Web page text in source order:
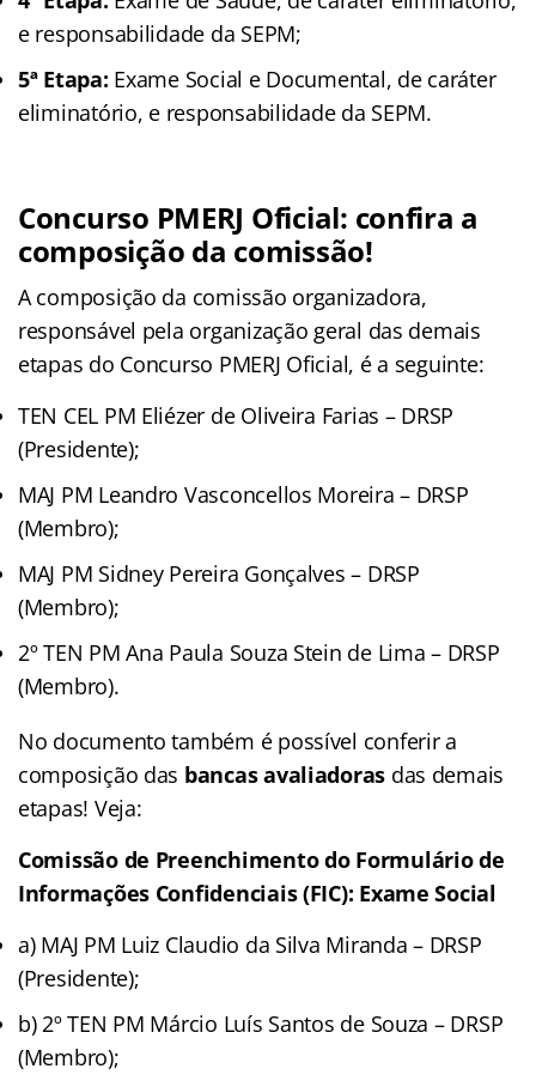
e responsabilidade da SEPM;
5ª Etapa: Exame Social e Documental, de caráter
eliminatório, e responsabilidade da SEPM.
Concurso PMERJ Oficial: confira a
composição da comissão!
A composição da comissão organizadora,
responsável pela organização geral das demais
etapas do Concurso PMERJ Oficial, é a seguinte:
TEN CEL PM Eliézer de Oliveira Farias – DRSP
(Presidente);
MAJ PM Leandro Vasconcellos Moreira – DRSP
(Membro);
MAJ PM Sidney Pereira Gonçalves – DRSP
(Membro);
2º TEN PM Ana Paula Souza Stein de Lima – DRSP
(Membro).
No documento também é possível conferir a
composição das bancas avaliadoras das demais
etapas! Veja:
Comissão de Preenchimento do Formulário de
Informações Confidenciais (FIC): Exame Social
a) MAJ PM Luiz Claudio da Silva Miranda – DRSP
(Presidente);
b) 2º TEN PM Márcio Luís Santos de Souza – DRSP
(Membro);